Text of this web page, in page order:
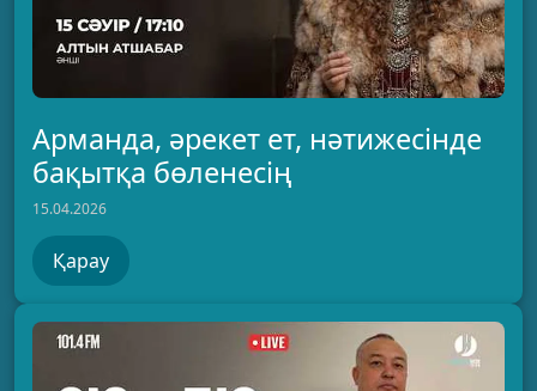
Арманда, әрекет ет, нәтижесінде
бақытқа бөленесің
15.04.2026
Қарау